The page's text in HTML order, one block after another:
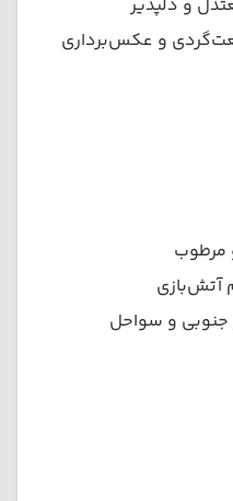
و عکس‌برداری
آتش‌بازی
جنوبی و سواحل